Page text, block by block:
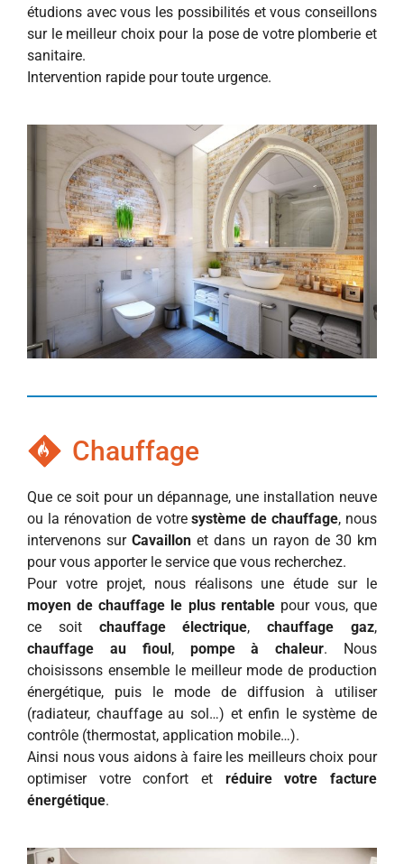
étudions avec vous les possibilités et vous conseillons
sur le meilleur choix pour la pose de votre plomberie et
sanitaire.
Intervention rapide pour toute urgence.
Chauffage
Que ce soit pour un dépannage, une installation neuve
ou la rénovation de votresystème de chauffage, nous
intervenons surCavaillon et dans un rayon de 30 km
pour vous apporter le service que vous recherchez.
Pour votre projet, nous réalisons une étude sur le
moyen de chauffage le plus rentablepour vous, que
ce soit chauffage électrique,chauffage gaz,
chauffage au fioul, pompe à chaleur. Nous
choisissons ensemble le meilleur mode de production
énergétique, puis le mode de diffusion à utiliser
(radiateur, chauffage au sol…) et enfin le système de
contrôle (thermostat, application mobile…).
Ainsi nous vous aidons à faire les meilleurs choix pour
optimiser votre confort et réduire votre facture
énergétique.